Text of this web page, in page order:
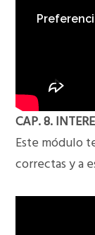
CAP. 8.
Este módulo
correctas y a